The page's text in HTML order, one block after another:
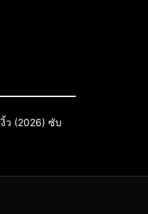
ซีรี่ย์จีนซับไทย
ว (2026) ซับ